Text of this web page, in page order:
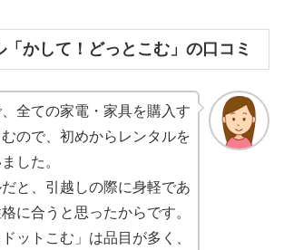
「かして！どっとこむ」の口コミ
全ての家電・家具を購入す
ので、初めからレンタルを
した。
と、引越しの際に身軽であ
に合うと思ったからです。
ットこむ」は品目が多く、